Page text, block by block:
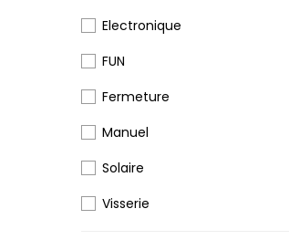
Electronique
FUN
Fermeture
Manuel
Solaire
Visserie